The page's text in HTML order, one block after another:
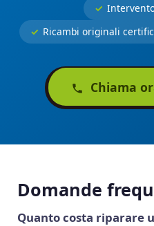
Ricambi originali
Chiama
Domande
Quanto costa riparare